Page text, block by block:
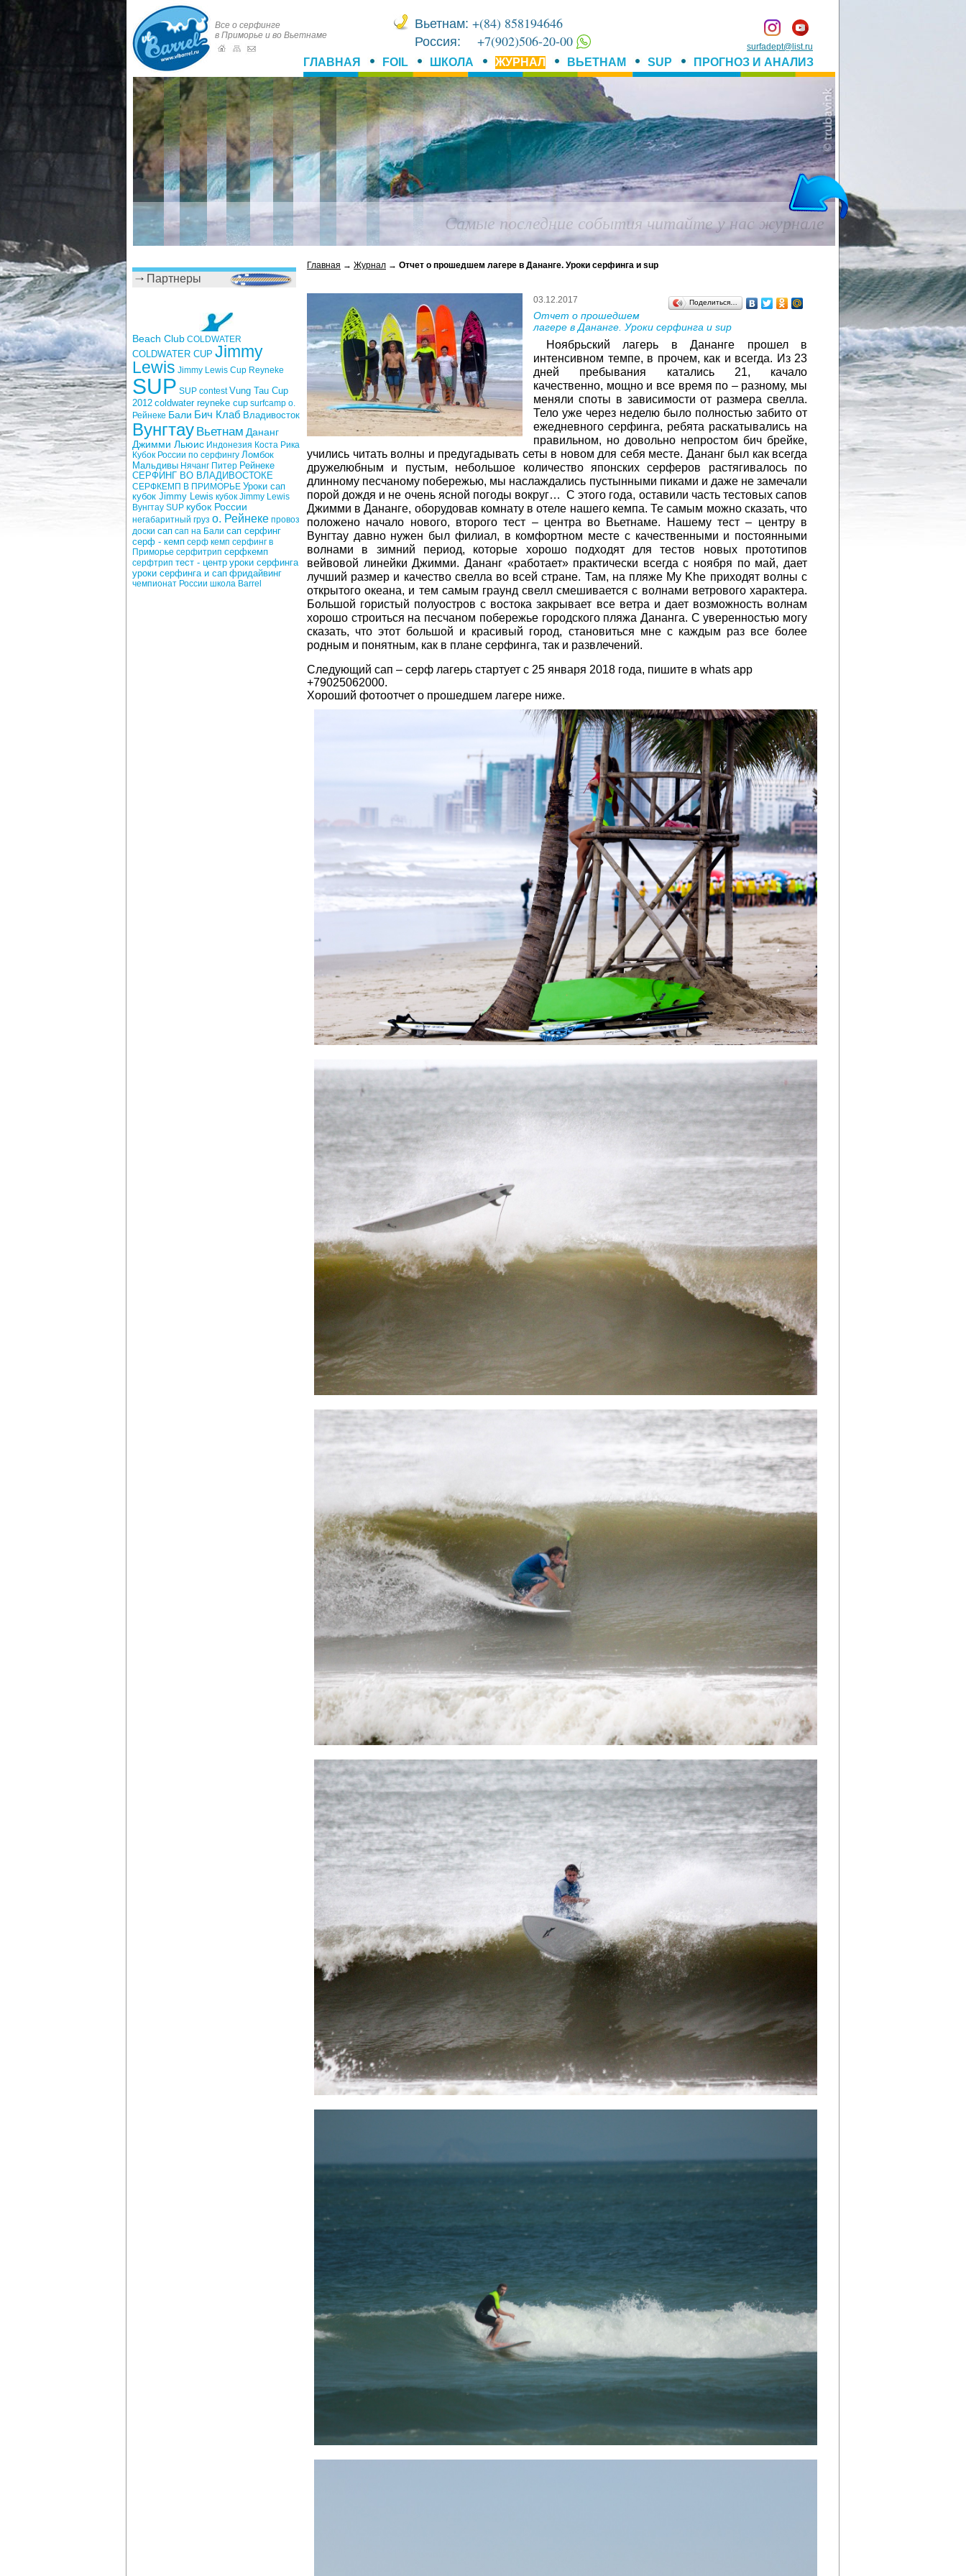
Вьетнам: +(84) 858194646
Россия: +7(902)506-20-00 surfadept@list.ru
Все о серфинге
в Приморье и во Вьетнаме
ГЛАВНАЯ FOIL ШКОЛА ЖУРНАЛ ВЬЕТНАМ SUP ПРОГНОЗ И АНАЛИЗ
В Приморье есть волны и настоящий серфинг!
Партнеры
Beach Club COLDWATER
COLDWATER CUP Jimmy
Lewis Jimmy Lewis Cup Reyneke
SUP SUP contest Vung Tau Cup
2012 coldwater reyneke cup surfcamp о.
Рейнеке Бали Бич Клаб Владивосток
Вунгтау Вьетнам Дананг
Джимми Льюис Индонезия Коста Рика
Кубок России по серфингу Ломбок
Мальдивы Нячанг Питер Рейнеке
СЕРФИНГ ВО ВЛАДИВОСТОКЕ
СЕРФКЕМП В ПРИМОРЬЕ Уроки сап
кубок Jimmy Lewis кубок Jimmy Lewis
Вунгтау SUP кубок России
негабаритный груз о. Рейнеке провоз
доски сап сап на Бали сап серфинг
серф - кемп серф кемп серфинг в
Приморье серфитрип серфкемп
серфтрип тест - центр уроки серфинга
уроки серфинга и сап фридайвинг
чемпионат России школа Barrel
Главная → Журнал → Отчет о прошедшем лагере в Дананге. Уроки серфинга и sup
Поделиться…
03.12.2017
Отчет о прошедшем
лагере в Дананге. Уроки серфинга и sup
Ноябрьский лагерь в Дананге прошел в
интенсивном темпе, в прочем, как и всегда. Из 23
дней пребывания катались 21, качало
качественно, мощно и все время по – разному, мы
меняли споты в зависимости от размера свелла.
Тело уже через неделю было полностью забито от
ежедневного серфинга, ребята раскатывались на
правильном, но довольно непростом бич брейке,
учились читать волны и предугадывать сеты в новом для себя месте. Дананг был как всегда
дружелюбным и пустым, небольшое количество японских серферов растягивалось по
длинному песчаному побережью, мы наслаждались пустынными пиками и даже не замечали
порой дождя и не очень ясной погоды вокруг… С этого года, оставили часть тестовых сапов
Джимми в Дананге, оборудовав комнату в отеле нашего кемпа. Те самым можно сказать, что
положено начало нового, второго тест – центра во Вьетнаме. Нашему тест – центру в
Вунгтау давно нужен был филиал, в комфортном месте с качественными и постоянными
волнами в зимний период, которые хорошо подходят для тестов новых прототипов
вейвовой линейки Джимми. Дананг «работает» практически всегда с ноября по май, дает
лучший размер и качество свелла во всей стране. Там, на пляже My Khe приходят волны с
открытого океана, и тем самым граунд свелл смешивается с волнами ветрового характера.
Большой гористый полуостров с востока закрывает все ветра и дает возможность волнам
хорошо строиться на песчаном побережье городского пляжа Дананга. С уверенностью могу
сказать, что этот большой и красивый город, становиться мне с каждым раз все более
родным и понятным, как в плане серфинга, так и развлечений.
Следующий сап – серф лагерь стартует с 25 января 2018 года, пишите в whats app
+79025062000.
Хороший фотоотчет о прошедшем лагере ниже.